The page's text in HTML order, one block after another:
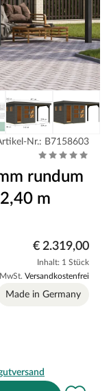
Nr.: B7158603
rundum
m
€ 2.319,00
Inhalt: 1 Stück
Versandkostenfrei
Made in Germany